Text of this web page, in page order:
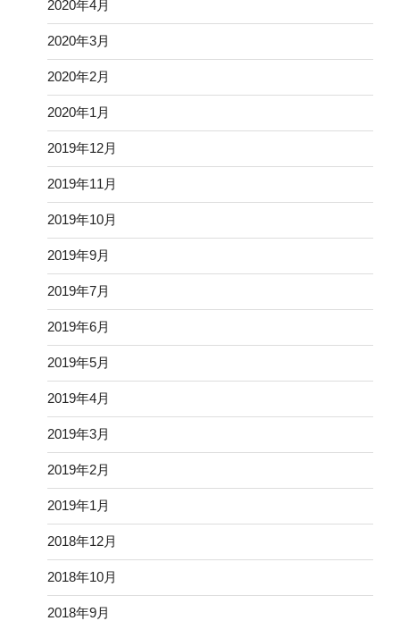
2020年4月
2020年3月
2020年2月
2020年1月
2019年12月
2019年11月
2019年10月
2019年9月
2019年7月
2019年6月
2019年5月
2019年4月
2019年3月
2019年2月
2019年1月
2018年12月
2018年10月
2018年9月